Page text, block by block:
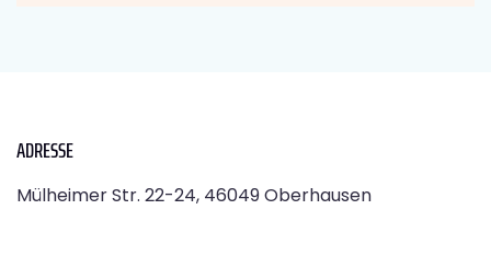
ADRESSE
Mülheimer Str. 22-24, 46049 Oberhausen